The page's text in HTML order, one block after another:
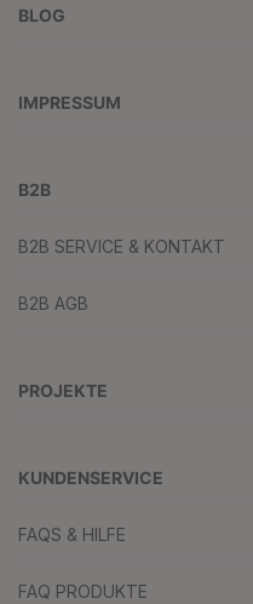
BLOG
IMPRESSUM
B2B
B2B SERVICE & KONTAKT
B2B AGB
PROJEKTE
KUNDENSERVICE
FAQS & HILFE
FAQ PRODUKTE